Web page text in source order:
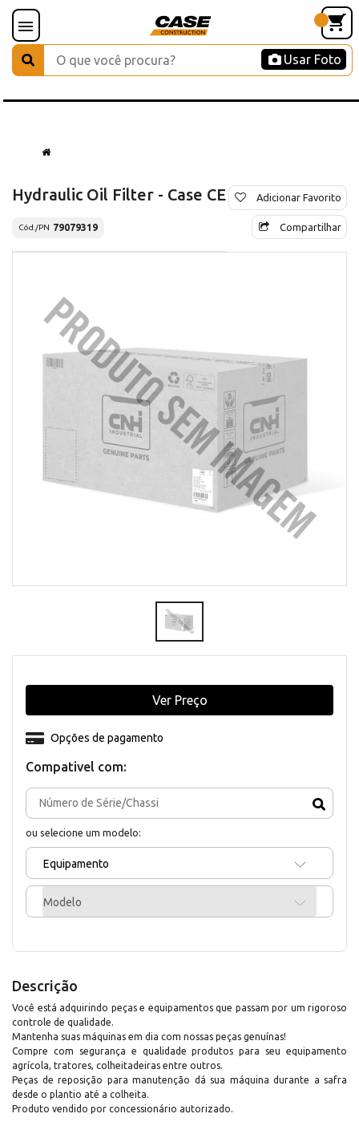
Usar Foto
Hydraulic Oil Filter - Case CE
Cód./PN 79079319
Adicionar Favorito
Compartilhar
Compativel com:
ou selecione um modelo:
Equipamento
Modelo
Opções de pagamento
Ver Preço
Descrição
Você está adquirindo peças e equipamentos que passam por um rigoroso
controle de qualidade.
Mantenha suas máquinas em dia com nossas peças genuínas!
Compre com segurança e qualidade produtos para seu equipamento
agrícola, tratores, colheitadeiras entre outros.
Peças de reposição para manutenção dá sua máquina durante a safra
desde o plantio até a colheita.
Produto vendido por concessionário autorizado.